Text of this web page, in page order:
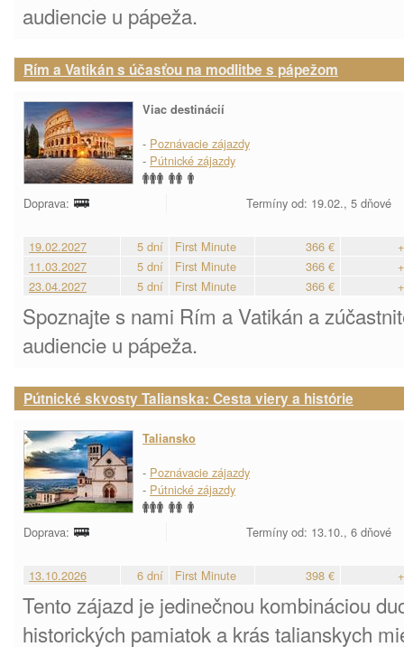
audiencie u pápeža.
Rím a Vatikán s účasťou na modlitbe s pápežom
Viac destinácií
- Poznávacie zájazdy
- Pútnické zájazdy
Doprava: Termíny od: 19.02., 5 dňové
19.02.2027 5 dní First Minute 366 €
11.03.2027
5 dní First Minute 366 €
23.04.2027
5 dní First Minute 366 €
Spoznajte s nami Rím a Vatikán a
audiencie u pápeža.
Pútnické skvosty Talianska: Cesta viery a histórie
Taliansko
- Poznávacie zájazdy
- Pútnické zájazdy
Doprava: Termíny od: 13.10., 6 dňové
13.10.2026 6 dní First Minute 398 €
Tento zájazd je jedinečnou kombináciou
historických pamiatok a krás talianskych